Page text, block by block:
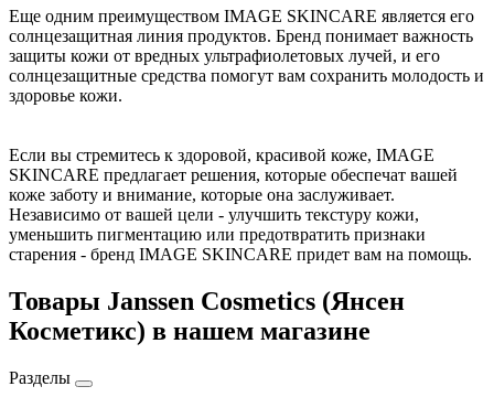
Еще одним преимуществом IMAGE SKINCARE является его
солнцезащитная линия продуктов. Бренд понимает важность
защиты кожи от вредных ультрафиолетовых лучей, и его
солнцезащитные средства помогут вам сохранить молодость и
здоровье кожи.
Если вы стремитесь к здоровой, красивой коже, IMAGE
SKINCARE предлагает решения, которые обеспечат вашей
коже заботу и внимание, которые она заслуживает.
Независимо от вашей цели - улучшить текстуру кожи,
уменьшить пигментацию или предотвратить признаки
старения - бренд IMAGE SKINCARE придет вам на помощь.
Товары Janssen Cosmetics (Янсен
Косметикс) в нашем магазине
Разделы